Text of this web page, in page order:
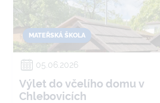
MATEŘSKÁ ŠKOLA
05.06.2026
Výlet do včelího domu v
Chlebovicích